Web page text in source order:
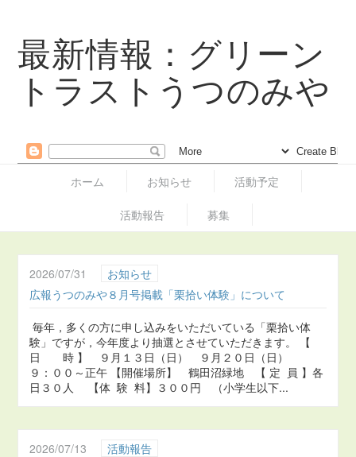
最新情報：グリーン
トラストうつのみや
ホーム お知らせ 活動予定
活動報告 募集
2026/07/31
お知らせ
広報うつのみや８月号掲載「栗拾い体験」について
毎年，多くの方に申し込みをいただいている「栗拾い体
験」ですが，今年度より抽選とさせていただきます。 【
日 時 】 ９月１３日（日） ９月２０日（日）
９：００～正午 【開催場所】 鶴田沼緑地 【 定 員 】各
日３０人 【体 験 料】３００円 （小学生以下...
2026/07/13
活動報告